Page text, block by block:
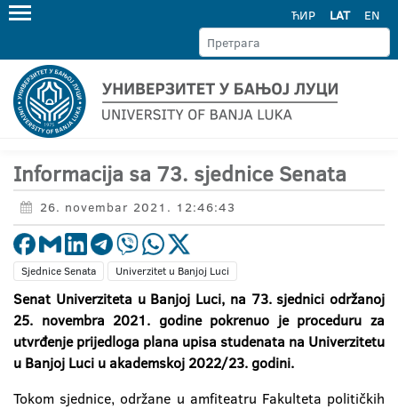
ЋИР LAT EN
Informacija sa 73. sjednice Senata
26. novembar 2021. 12:46:43
Sjednice Senata Univerzitet u Banjoj Luci
Senat Univerziteta u Banjoj Luci, na 73. sjednici održanoj
25. novembra 2021. godine pokrenuo je proceduru za
utvrđenje prijedloga plana upisa studenata na Univerzitetu
u Banjoj Luci u akademskoj 2022/23. godini.
Tokom sjednice, održane u amfiteatru Fakulteta političkih